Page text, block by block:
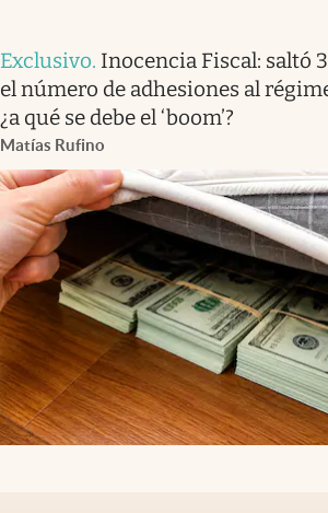
Exclusivo. Inocencia Fiscal: saltó
el número de adhesiones al
¿a qué se debe el ‘boom’?
Matías Rufino